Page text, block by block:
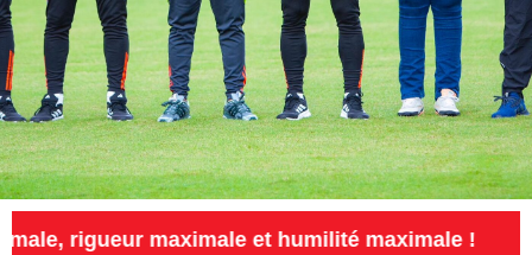
maximale et humilité maximale !